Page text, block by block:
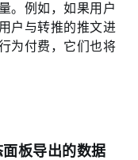
。例如，如果用户
户与转推的推文进
为付费，它们也将
板导出的数据